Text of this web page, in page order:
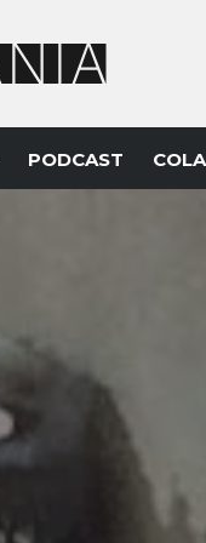
PODCAST